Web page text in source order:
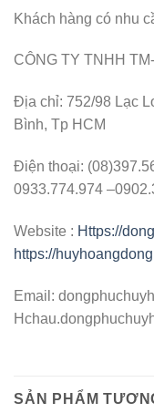
Khách hàng có nhu
CÔNG TY TNHH
Địa chỉ: 752/98 Lạc
Bình, Tp HCM
Điện thoại:
0933.774.974
Website : Https://
https://
Email:
SẢN PHẨM